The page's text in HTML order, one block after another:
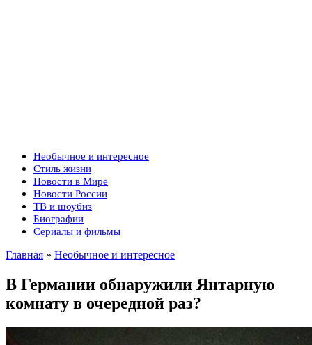
Необычное и интересное
Стиль жизни
Новости в Мире
Новости России
ТВ и шоубиз
Биографии
Сериалы и фильмы
Главная » Необычное и интересное
В Германии обнаружили Янтарную
комнату в очередной раз?